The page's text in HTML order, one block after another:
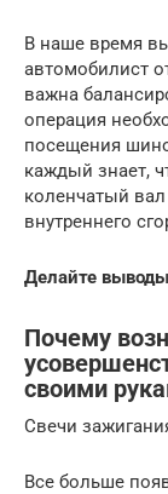
В наше время
автомобилист
важна
операция
посещения
каждый знает,
коленчатый
внутреннего
Делайте
Почему
своими
Свечи
Все больше